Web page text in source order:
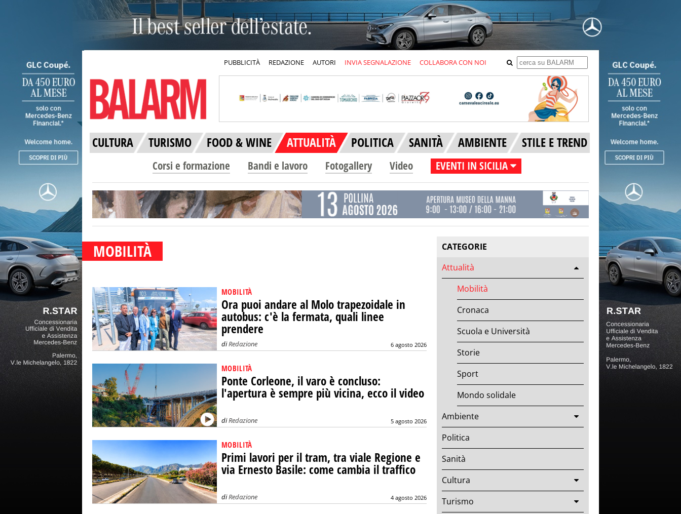
PUBBLICITÀ REDAZIONE AUTORI INVIA SEGNALAZIONE COLLABORA CON NOI
CULTURA TURISMO FOOD & WINE ATTUALITÀ POLITICA SANITÀ AMBIENTE STILE E TREND
Corsi e formazione Bandi e lavoro Fotogallery Video EVENTI IN SICILIA
MOBILITÀ
MOBILITÀ
Ora puoi andare al Molo trapezoidale in
autobus: c'è la fermata, quali linee
prendere
diRedazione 6 agosto 2026
MOBILITÀ
Ponte Corleone, il varo è concluso:
l'apertura è sempre più vicina, ecco il video
diRedazione 5 agosto 2026
MOBILITÀ
Primi lavori per il tram, tra viale Regione e
via Ernesto Basile: come cambia il traffico
diRedazione 4 agosto 2026
CATEGORIE
Attualità
Mobilità
Cronaca
Scuola e Università
Storie
Sport
Mondo solidale
Ambiente
Politica
Sanità
Cultura
Turismo